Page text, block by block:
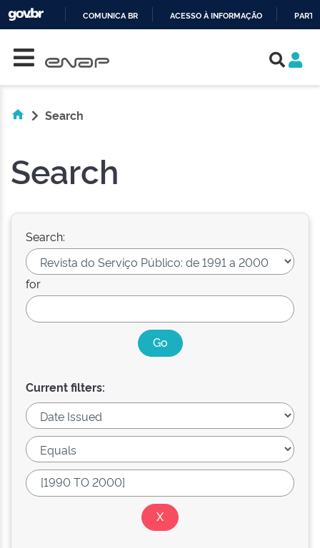
COMUNICA BR ACESSO À INFORMAÇÃO
Search
Search
Search:
for
Current filters: